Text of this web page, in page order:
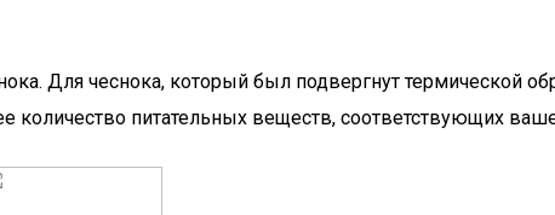
Для чеснока, который был подвергнут термической
количество питательных веществ, соответствующих